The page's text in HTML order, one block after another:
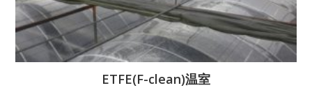
ETFE(F-clean)温室